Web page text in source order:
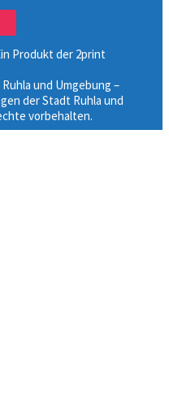
Produkt der 2print
und Umgebung –
der Stadt Ruhla und
vorbehalten.